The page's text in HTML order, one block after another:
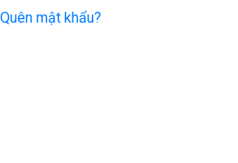
Quên mật khẩu?